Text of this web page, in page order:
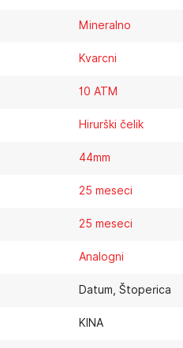
Mineralno
Kvarcni
10 ATM
Hirurški čelik
44mm
25 meseci
25 meseci
Analogni
Datum, Štoperica
KINA